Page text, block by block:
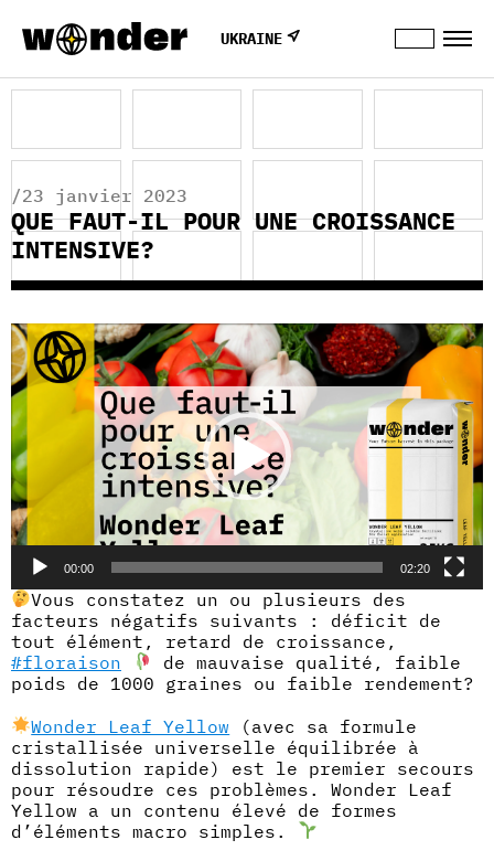
UKRAINE
/23 janvier 2023
QUE FAUT-IL POUR UNE CROISSANCE
INTENSIVE?
Lecteur
vidéo
00:00 02:20
Vous constatez un ou plusieurs des
facteurs négatifs suivants : déficit de
tout élément, retard de croissance,
#floraison
de mauvaise qualité, faible
poids de 1000 graines ou faible rendement?
Wonder Leaf Yellow (avec sa formule
cristallisée universelle équilibrée à
dissolution rapide) est le premier secours
pour résoudre ces problèmes. Wonder Leaf
Yellow a un contenu élevé de formes
d’éléments macro simples.